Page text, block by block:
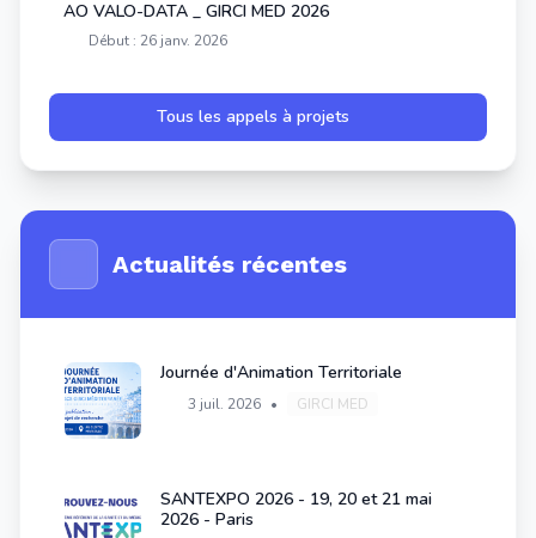
AO VALO-DATA _ GIRCI MED 2026
Début : 26 janv. 2026
Tous les appels à projets
Actualités récentes
Journée d'Animation Territoriale
3 juil. 2026 • GIRCI MED
SANTEXPO 2026 - 19, 20 et 21 mai
2026 - Paris